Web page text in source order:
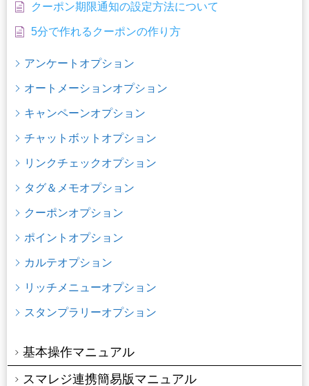
クーポン期限通知の設定方法について
5分で作れるクーポンの作り方
アンケートオプション
オートメーションオプション
キャンペーンオプション
チャットボットオプション
リンクチェックオプション
タグ＆メモオプション
クーポンオプション
ポイントオプション
カルテオプション
リッチメニューオプション
スタンプラリーオプション
基本操作マニュアル
スマレジ連携簡易版マニュアル